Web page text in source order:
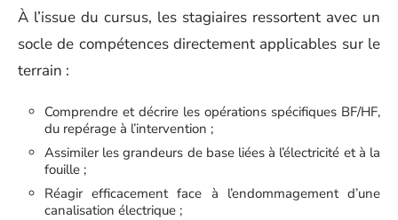
À l’issue du cursus, les stagiaires ressortent avec un
socle de compétences directement applicables sur le
terrain :
Comprendre et décrire les opérations spécifiques BF/HF,
du repérage à l’intervention ;
Assimiler les grandeurs de base liées à l’électricité et à la
fouille ;
Réagir efficacement face à l’endommagement d’une
canalisation électrique ;